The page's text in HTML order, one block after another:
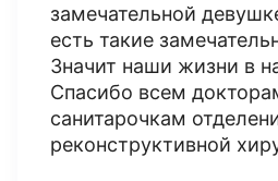
замечательной
есть такие
Значит наши жизни в
Спасибо всем
санитарочкам
реконструктивной